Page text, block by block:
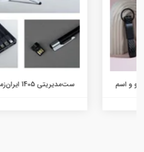
ست‌مدیریتی 1405 ایران‌زمین کد 50113 - حکاکی لوگو و اسم